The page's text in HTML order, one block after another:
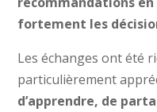
fortement les
Les échanges ont été
particulièrement
d’apprendre, de